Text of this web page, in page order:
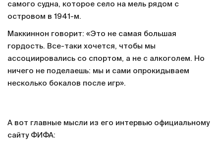
самого судна, которое село на мель рядом с
островом в 1941-м.
Маккиннон говорит: «Это не самая большая
гордость. Все-таки хочется, чтобы мы
ассоциировались со спортом, а не с алкоголем. Но
ничего не поделаешь: мы и сами опрокидываем
несколько бокалов после игр».
А вот главные мысли из его интервью официальному
сайту ФИФА: